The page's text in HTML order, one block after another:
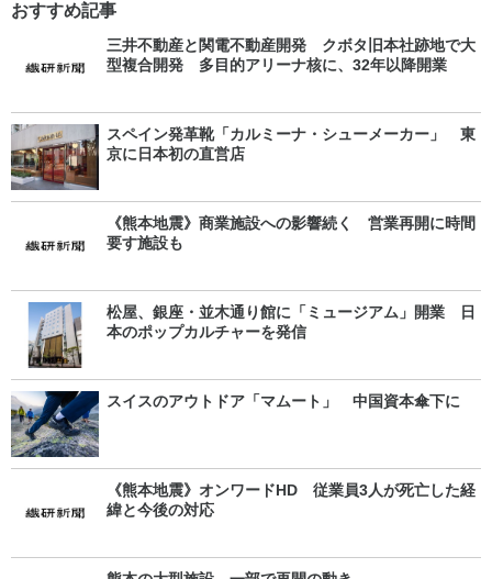
おすすめ記事
三井不動産と関電不動産開発 クボタ旧本社跡地で大
型複合開発 多目的アリーナ核に、32年以降開業
スペイン発革靴「カルミーナ・シューメーカー」 東
京に日本初の直営店
《熊本地震》商業施設への影響続く 営業再開に時間
要す施設も
松屋、銀座・並木通り館に「ミュージアム」開業 日
本のポップカルチャーを発信
スイスのアウトドア「マムート」 中国資本傘下に
《熊本地震》オンワードHD 従業員3人が死亡した経
緯と今後の対応